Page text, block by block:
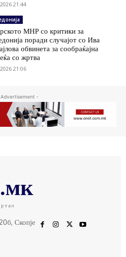
21:44
МНР со критики за
поради случајот со Ива
обвинета за сообраќајна
со жртва
21:06
-
Скопје